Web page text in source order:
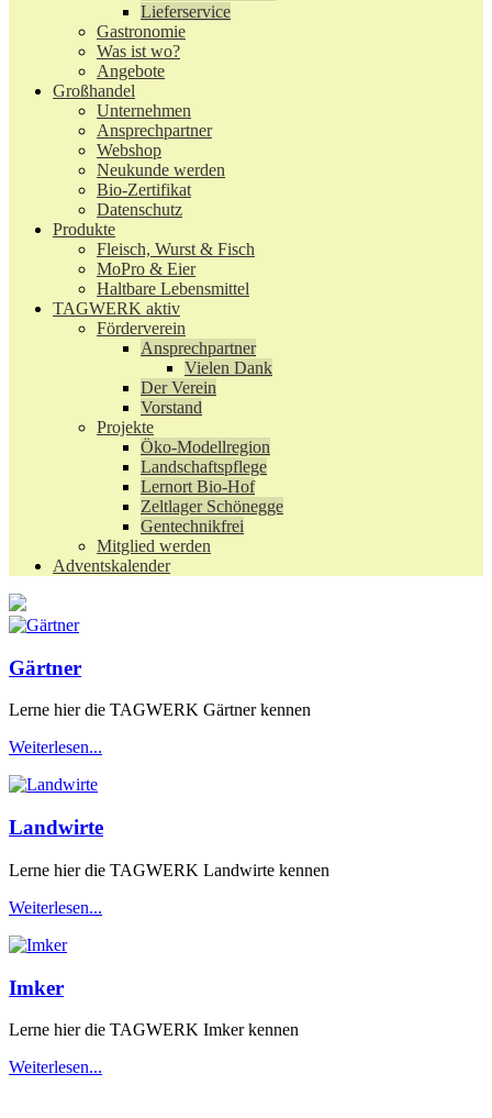
Lieferservice
Gastronomie
Was ist wo?
Angebote
Großhandel
Unternehmen
Ansprechpartner
Webshop
Neukunde werden
Bio-Zertifikat
Datenschutz
Produkte
Fleisch, Wurst & Fisch
MoPro & Eier
Haltbare Lebensmittel
TAGWERK aktiv
Förderverein
Ansprechpartner
Vielen Dank
Der Verein
Vorstand
Projekte
Öko-Modellregion
Landschaftspflege
Lernort Bio-Hof
Zeltlager Schönegge
Gentechnikfrei
Mitglied werden
Adventskalender
Gärtner
Lerne hier die TAGWERK Gärtner kennen
Weiterlesen...
Landwirte
Lerne hier die TAGWERK Landwirte kennen
Weiterlesen...
Imker
Lerne hier die TAGWERK Imker kennen
Weiterlesen...